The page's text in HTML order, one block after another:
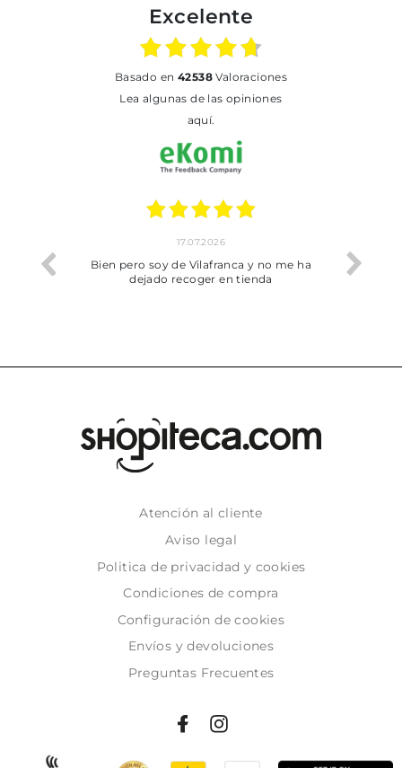
Excelente
basado en 42538Valoraciones
Lea algunas de las opiniones
aquí.
trobat
17.07.2026
Bien pero soy de Vilafranca y no me ha
dejado recoger en tienda
Atención al cliente
Aviso legal
Politica de privacidad y cookies
Condiciones de compra
Configuración de cookies
Envíos y devoluciones
Preguntas Frecuentes